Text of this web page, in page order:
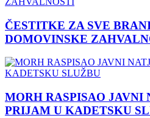
ČESTITKE ZA SVE
DOMOVINSKE
MORH RASPISAO JAVNI
PRIJAM U KADETSKU